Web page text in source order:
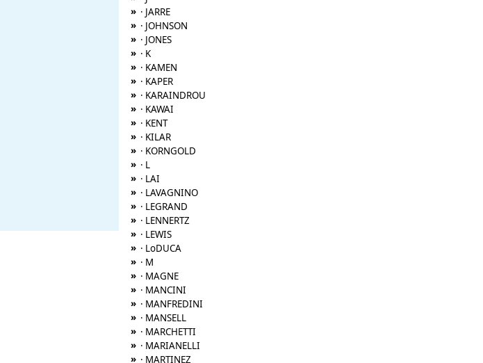
» · JARRE
» · JOHNSON
» · JONES
» · K
» · KAMEN
» · KAPER
» · KARAINDROU
» · KAWAI
» · KENT
» · KILAR
» · KORNGOLD
» · L
» · LAI
» · LAVAGNINO
» · LEGRAND
» · LENNERTZ
» · LEWIS
» · LoDUCA
» · M
» · MAGNE
» · MANCINI
» · MANFREDINI
» · MANSELL
» · MARCHETTI
» · MARIANELLI
» · MARTINEZ